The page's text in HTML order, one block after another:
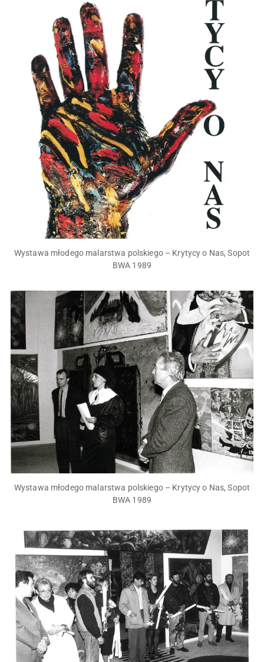
Wystawa młodego malarstwa polskiego – Krytycy o Nas, Sopot
BWA 1989
Wystawa młodego malarstwa polskiego – Krytycy o Nas, Sopot
BWA 1989